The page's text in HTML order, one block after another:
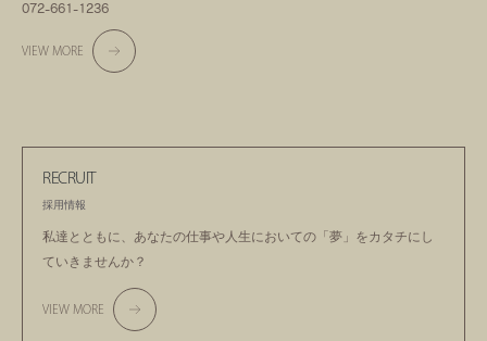
072-661-1236
VIEW MORE
RECRUIT
採用情報
私達とともに、あなたの仕事や人生においての 「夢」をカタチにし
ていきませんか？
VIEW MORE